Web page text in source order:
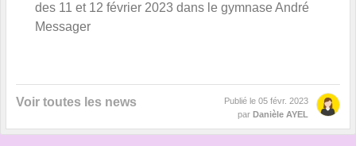
des 11 et 12 février 2023 dans le gymnase André
Messager
Voir toutes les news Publié le 05 févr. 2023
par Danièle AYEL